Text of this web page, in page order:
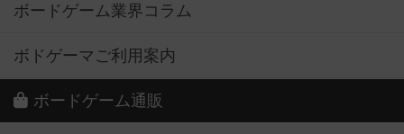
ボードゲーム業界コラム
ボドゲーマご利用案内
ボードゲーム通販